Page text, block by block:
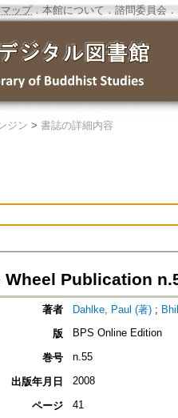
ップ．本館について ． 諮問委員会 ．
ジン > 書誌の詳細内容
Wheel Publication
著者 Dahlke, Paul (著) ;
版
BPS Online Edition
巻号 n.55
出版年月日 2008
ページ 41